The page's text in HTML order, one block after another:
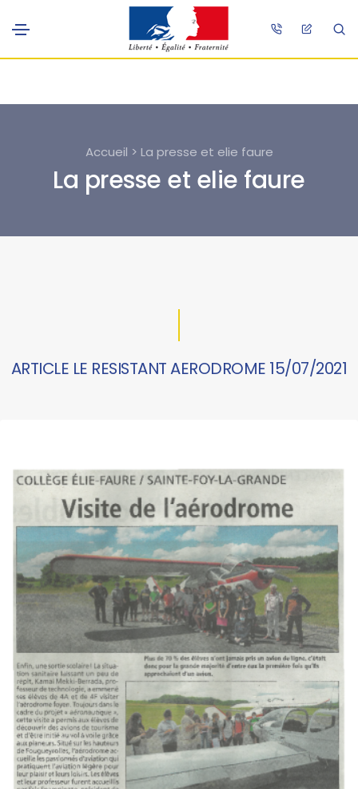
Accueil > La presse et elie faure
La presse et elie faure
ARTICLE LE RESISTANT AERODROME 15/07/2021